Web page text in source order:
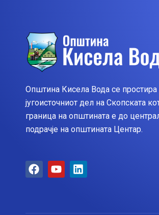
Општина Кисела Вода се простира
југоисточниот дел на Скопската
граница на општината е до
подрачје на општината Центар.
F
a
Y
o
L
i